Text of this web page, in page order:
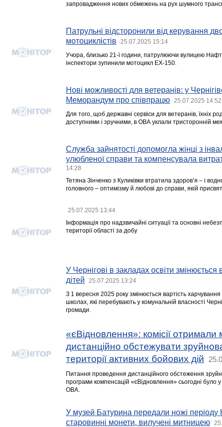
запровадження нових обмежень на рух шумного
Патрульні відсторонили від керування
мотоциклістів
25.07.2025 15:14
Учора, близько 21-ї години, патрулюючи вулицею
інспектори зупинили мотоцикл ЕХ-150.
Нові можливості для ветеранів: у
Меморандум про співпрацю
25.07.2025 14:52
Для того, щоб державні сервіси для ветеранів, їхніх
доступними і зручними, в ОВА уклали тристоронній
Служба зайнятості допомогла жінці з
улюбленої справи та компенсувала
14:28
Тетяна Зінченко з Куликівки втратила здоров’я – і
головного – оптимізму й любові до справи, якій
25.07.2025 13:44
Інформація про надзвичайні ситуації та основні
території області за добу
У Чернігові в закладах освіти змінюється
дітей
25.07.2025 13:24
З 1 вересня 2025 року змінюється вартість
школах, які перебувають у комунальній власності
громади.
«єВідновлення»: комісії отримали
дистанційно обстежувати
території активних бойових дій
Питання проведення дистанційного обстеження
програми компенсацій «єВідновлення» сьогодні було
ОВА.
У музей Батурина передали ножі періоду
старовинні монети, вилучені митницею